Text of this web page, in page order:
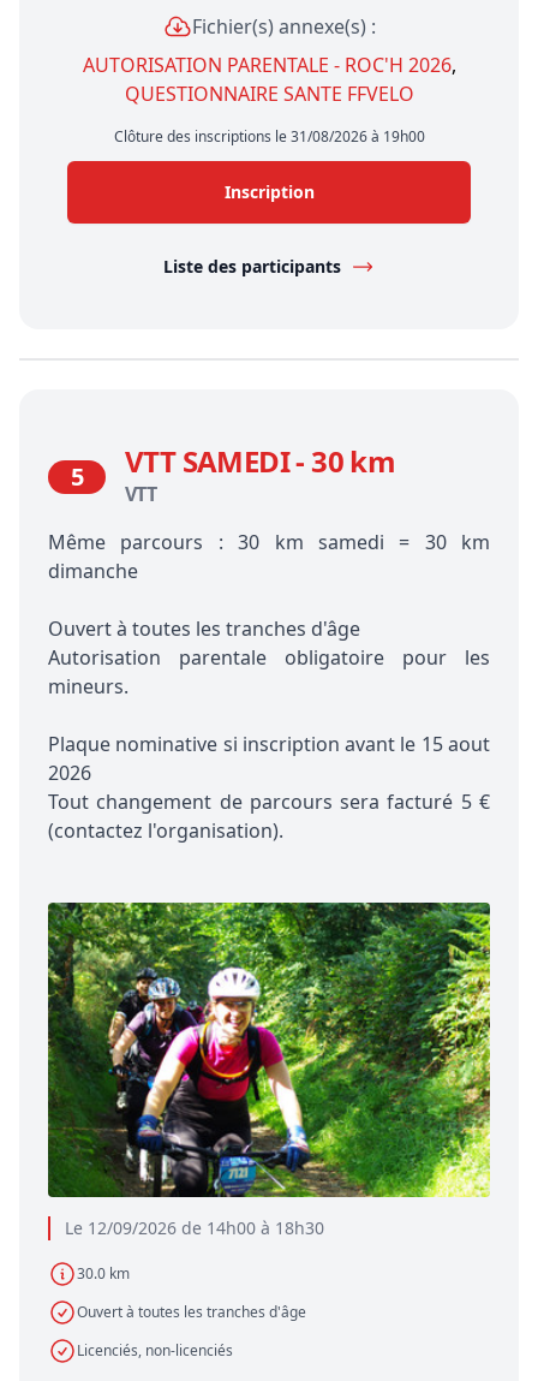
Fichier(s) annexe(s) :
AUTORISATION PARENTALE - ROC'H 2026,
QUESTIONNAIRE SANTE FFVELO
Clôture des inscriptions le 31/08/2026 à 19h00
Inscription
Liste des participants
Le 12/09/2026 de 14h00 à 18h30
30.0 km
Ouvert à toutes les tranches d'âge
Licenciés, non-licenciés
5 VTT SAMEDI - 30 km
VTT
Même parcours : 30 km samedi = 30 km
dimanche
Ouvert à toutes les tranches d'âge
Autorisation parentale obligatoire pour les
mineurs.
Plaque nominative si inscription avant le 15 aout
2026
Tout changement de parcours sera facturé 5 €
(contactez l'organisation).